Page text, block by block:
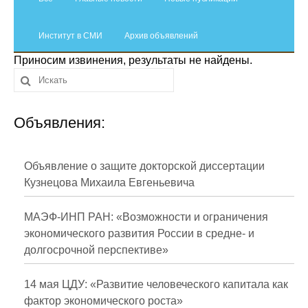
Сотрудники
Отчетность
Противодействие коррупции
Проблемы прогнозирования
О журнале
Номера журналов
Институт в СМИ Архив объявлений
Приносим извинения, результаты не найдены.
Объявления:
Объявление о защите докторской диссертации
Кузнецова Михаила Евгеньевича
МАЭФ-ИНП РАН: «Возможности и ограничения
экономического развития России в средне- и
долгосрочной перспективе»
14 мая ЦДУ: «Развитие человеческого капитала как
фактор экономического роста»